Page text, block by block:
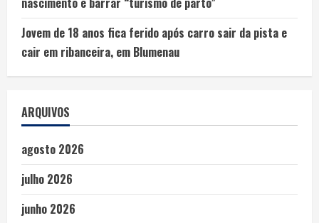
Jovem de 18 anos fica ferido após carro sair da pista e
cair em ribanceira, em Blumenau
ARQUIVOS
agosto 2026
julho 2026
junho 2026